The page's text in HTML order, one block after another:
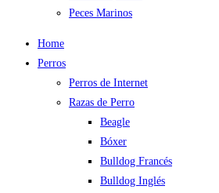
Peces Marinos
Home
Perros
Perros de Internet
Razas de Perro
Beagle
Bóxer
Bulldog Francés
Bulldog Inglés